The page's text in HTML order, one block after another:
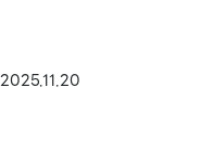
2025.11.20